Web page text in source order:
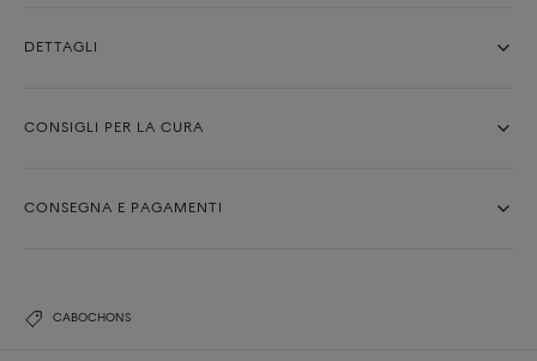
DETTAGLI
CONSIGLI PER LA CURA
CONSEGNA E PAGAMENTI
CABOCHONS